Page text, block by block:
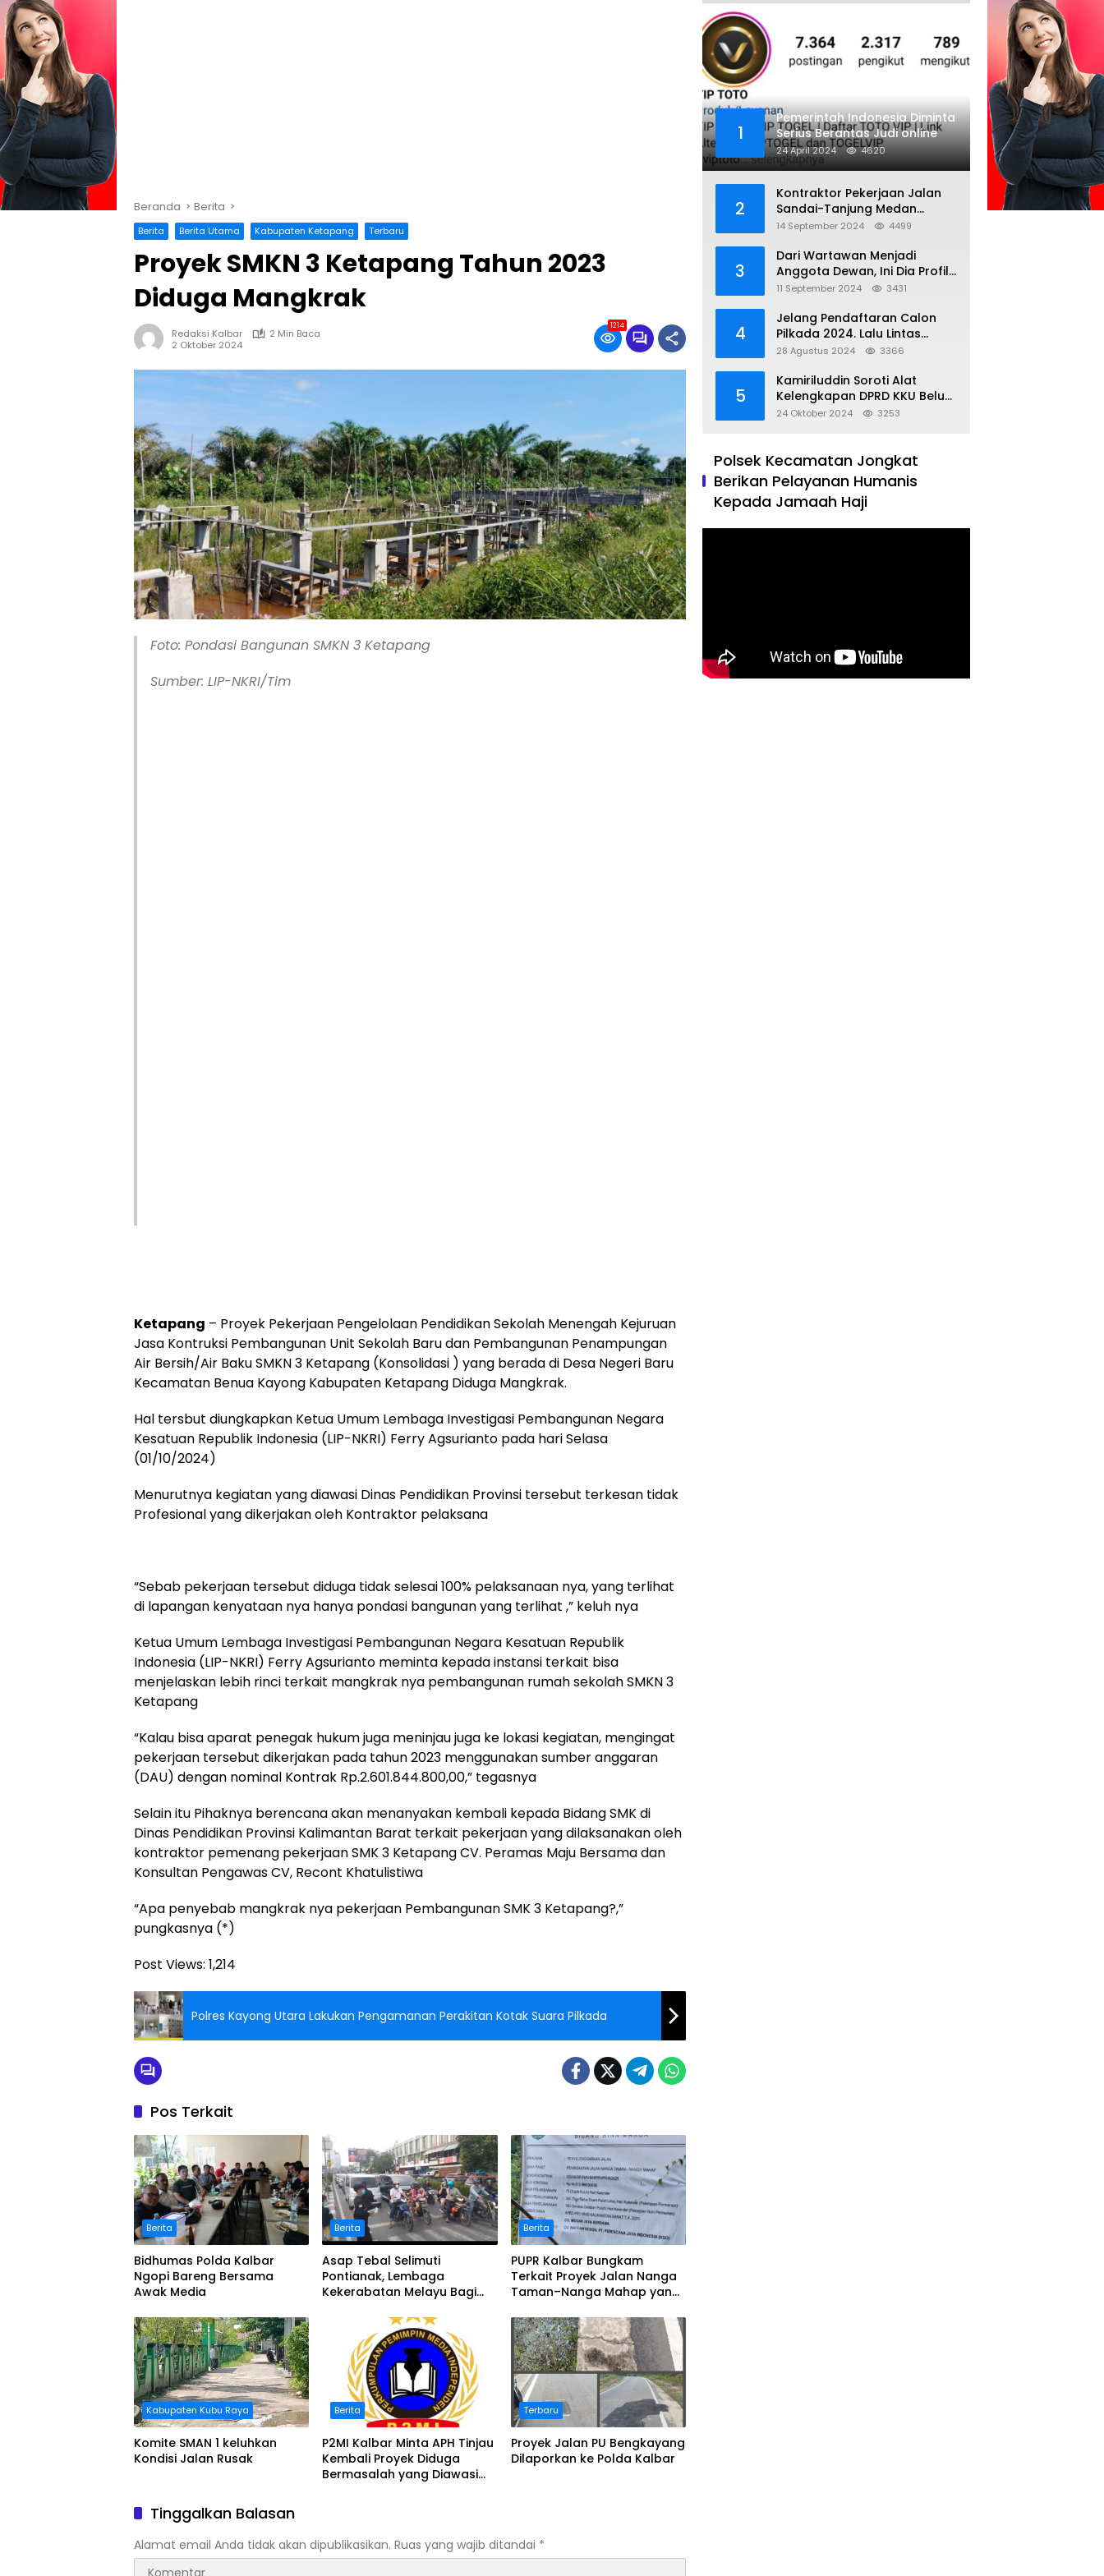
Beranda Berita
Berita Berita Utama Kabupaten Ketapang Terbaru
Proyek SMKN 3 Ketapang Tahun 2023
Diduga Mangkrak
Redaksi Kalbar
2 Min Baca
2 Oktober 2024
1214
Foto: Pondasi Bangunan SMKN 3 Ketapang
Sumber: LIP-NKRI/Tim
Ketapang – Proyek Pekerjaan Pengelolaan Pendidikan Sekolah Menengah Kejuruan
Jasa Kontruksi Pembangunan Unit Sekolah Baru dan Pembangunan Penampungan
Air Bersih/Air Baku SMKN 3 Ketapang (Konsolidasi ) yang berada di Desa Negeri Baru
Kecamatan Benua Kayong Kabupaten Ketapang Diduga Mangkrak.
Hal tersbut diungkapkan Ketua Umum Lembaga Investigasi Pembangunan Negara
Kesatuan Republik Indonesia (LIP-NKRI) Ferry Agsurianto pada hari Selasa
(01/10/2024)
Menurutnya kegiatan yang diawasi Dinas Pendidikan Provinsi tersebut terkesan tidak
Profesional yang dikerjakan oleh Kontraktor pelaksana
“Sebab pekerjaan tersebut diduga tidak selesai 100% pelaksanaan nya, yang terlihat
di lapangan kenyataan nya hanya pondasi bangunan yang terlihat ,” keluh nya
Ketua Umum Lembaga Investigasi Pembangunan Negara Kesatuan Republik
Indonesia (LIP-NKRI) Ferry Agsurianto meminta kepada instansi terkait bisa
menjelaskan lebih rinci terkait mangkrak nya pembangunan rumah sekolah SMKN 3
Ketapang
“Kalau bisa aparat penegak hukum juga meninjau juga ke lokasi kegiatan, mengingat
pekerjaan tersebut dikerjakan pada tahun 2023 menggunakan sumber anggaran
(DAU) dengan nominal Kontrak Rp.2.601.844.800,00,” tegasnya
Selain itu Pihaknya berencana akan menanyakan kembali kepada Bidang SMK di
Dinas Pendidikan Provinsi Kalimantan Barat terkait pekerjaan yang dilaksanakan oleh
kontraktor pemenang pekerjaan SMK 3 Ketapang CV. Peramas Maju Bersama dan
Konsultan Pengawas CV, Recont Khatulistiwa
“Apa penyebab mangkrak nya pekerjaan Pembangunan SMK 3 Ketapang?,”
pungkasnya (*)
Post Views: 1,214
Polres Kayong Utara Lakukan Pengamanan Perakitan Kotak Suara Pilkada
Pos Terkait
Berita
Bidhumas Polda Kalbar
Ngopi Bareng Bersama
Awak Media
Berita
Asap Tebal Selimuti
Pontianak, Lembaga
Kekerabatan Melayu Bagi
Berita
PUPR Kalbar Bungkam
Terkait Proyek Jalan Nanga
Taman–Nanga Mahap yang
Kabupaten Kubu Raya
Komite SMAN 1 keluhkan
Kondisi Jalan Rusak
Berita
P2MI Kalbar Minta APH Tinjau
Kembali Proyek Diduga
Bermasalah yang Diawasi
Terbaru
Proyek Jalan PU Bengkayang
Dilaporkan ke Polda Kalbar
Tinggalkan Balasan
Alamat email Anda tidak akan dipublikasikan. Ruas yang wajib ditandai *
1
Pemerintah Indonesia Diminta
Serius Berantas Judi online
24 April 2024 4620
2
Kontraktor Pekerjaan Jalan
Sandai-Tanjung Medan
diduga Menggunakan Matrial
14 September 2024 4499
3
Dari Wartawan Menjadi
Anggota Dewan, Ini Dia Profil
Kamiriludin Anggota DPRD
11 September 2024 3431
4
Jelang Pendaftaran Calon
Pilkada 2024. Lalu Lintas
Kayong Utara Aman dan
28 Agustus 2024 3366
5
Kamiriluddin Soroti Alat
Kelengkapan DPRD KKU Belum
Terbentuk
24 Oktober 2024 3253
Polsek Kecamatan Jongkat
Berikan Pelayanan Humanis
Kepada Jamaah Haji